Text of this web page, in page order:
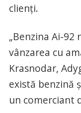
clienți.
„Benzina Ai-
vânzarea cu
Krasnodar,
există benzină
un comerciant